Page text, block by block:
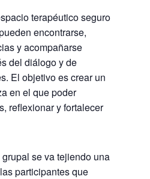
terapéutico seguro
encontrarse,
y acompañarse
del diálogo y de
El objetivo es crear un
en el que poder
reflexionar y fortalecer
se va tejiendo una
participantes que